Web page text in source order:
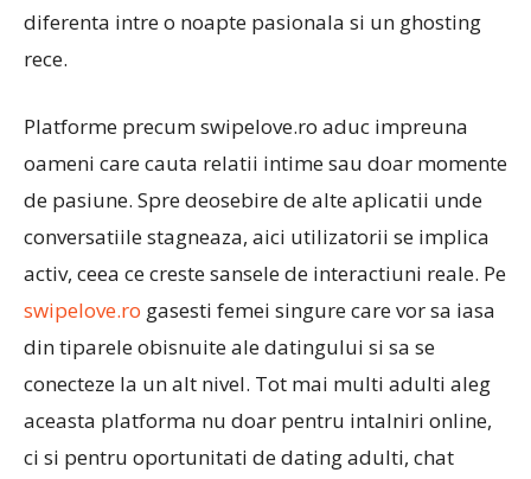
diferenta intre o noapte pasionala si un ghosting
rece.
Platforme precum swipelove.ro aduc impreuna
oameni care cauta relatii intime sau doar momente
de pasiune. Spre deosebire de alte aplicatii unde
conversatiile stagneaza, aici utilizatorii se implica
activ, ceea ce creste sansele de interactiuni reale. Pe
swipelove.ro gasesti femei singure care vor sa iasa
din tiparele obisnuite ale datingului si sa se
conecteze la un alt nivel. Tot mai multi adulti aleg
aceasta platforma nu doar pentru intalniri online,
ci si pentru oportunitati de dating adulti, chat